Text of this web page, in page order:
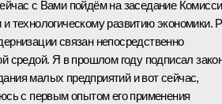
с Вами пойдём на заседание
технологическому развитию экономики.
связан непосредственно
средой. Я в прошлом году подписал
малых предприятий и вот сейчас,
с первым опытом его применения